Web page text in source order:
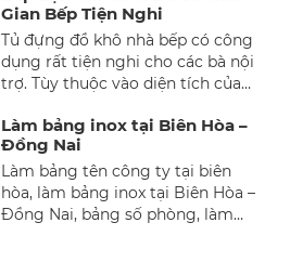
mong muốn của nhiều khách hàng.
Vậy, có nên thuê đơn vị Thiết kế nội
thất tại Biên Hòa theo yêu cầu?
Gian Bếp Tiện Nghi
Tủ đựng đồ khô nhà bếp có công
dụng rất tiện nghi cho các bà nội
trợ. Tùy thuộc vào diện tích của
được thiết kế với kích thước phù
hợp. Hãy cùng Thiết kế nội thất tại
Biên Hòa đi khám phá các mẫu tủ
tiện nghi và sang trọng dưới đây
để chọn lựa phù hợp cho gian bếp
Làm bảng inox tại Biên Hòa –
Đồng Nai
Làm bảng tên công ty tại biên
hòa, làm bảng inox tại Biên Hòa –
Đồng Nai, bảng số phòng, làm